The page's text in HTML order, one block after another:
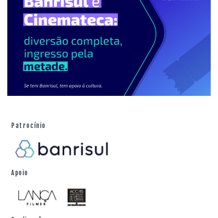
Antropologia, com ênfase em Antropologia Visual,
Antropologia Urbana e Memória Coletiva, atuando
principalmente nos seguintes temas: itinerários de
grupos urbanos, antropologia visual, documentário
etnográfico, memória coletiva, meio ambiente e cinema.
Patrocínio
Apoio